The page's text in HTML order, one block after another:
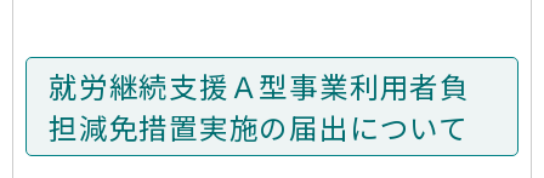
就労継続支援Ａ型事業利用者負
担減免措置実施の届出について